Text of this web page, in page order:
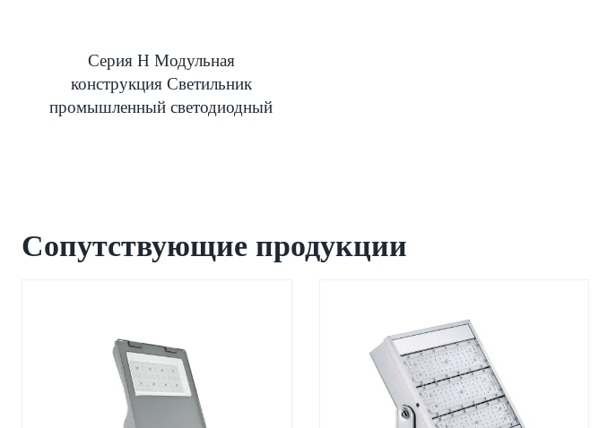
Серия H Модульная
конструкция Светильник
промышленный светодиодный
Сопутствующие продукции